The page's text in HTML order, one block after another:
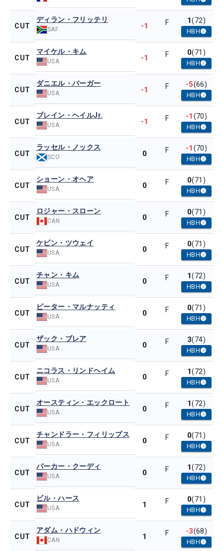
CUT
ディラン・フリッテリ
SAF -1 F 1(72)
HBH
CUT
マイケル・キム
USA -1 F 0(71)
HBH
CUT
ダニエル・バーガー
USA -1 F -5(66)
HBH
CUT
ブレイン・ヘイルJr.
USA -1 F -1(70)
HBH
CUT
ラッセル・ノックス
SCO 0 F -1(70)
HBH
CUT
ショーン・オヘア
USA 0 F 0(71)
HBH
CUT
ロジャー・スローン
CAN 0 F 0(71)
HBH
CUT
ケビン・ツウェイ
USA 0 F 0(71)
HBH
CUT
チャン・キム
USA 0 F 1(72)
HBH
CUT
ピーター・マルナッティ
USA 0 F 0(71)
HBH
CUT
ザック・ブレア
USA 0 F 3(74)
HBH
CUT
ニコラス・リンドヘイム
USA 0 F 1(72)
HBH
CUT
オースティン・エックロート
USA 0 F 1(72)
HBH
CUT
チャンドラー・フィリップス
USA 0 F 0(71)
HBH
CUT
パーカー・クーディ
USA 0 F 1(72)
HBH
CUT
ビル・ハース
USA 1 F 0(71)
HBH
CUT
アダム・ハドウィン
CAN 1 F -3(68)
HBH